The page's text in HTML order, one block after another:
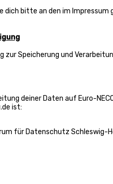
dich bitte an den im
zur Speicherung und
deiner Daten auf Euro-
ist:
für Datenschutz Schleswig-